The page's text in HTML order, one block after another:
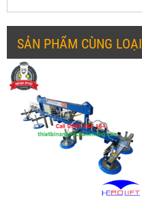
SẢN PHẨM CÙNG LOẠI